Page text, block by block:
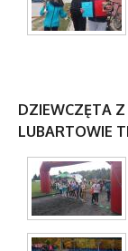
DZIEWCZĘTA
LUBARTOWIE